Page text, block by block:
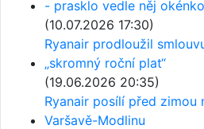
- prasklo vedle něj okénko
(10.07.2026 17:30)
Ryanair prodloužil
„skromný roční plat“
(19.06.2026 20:35)
Ryanair posílí před zimou
Varšavě-Modlinu